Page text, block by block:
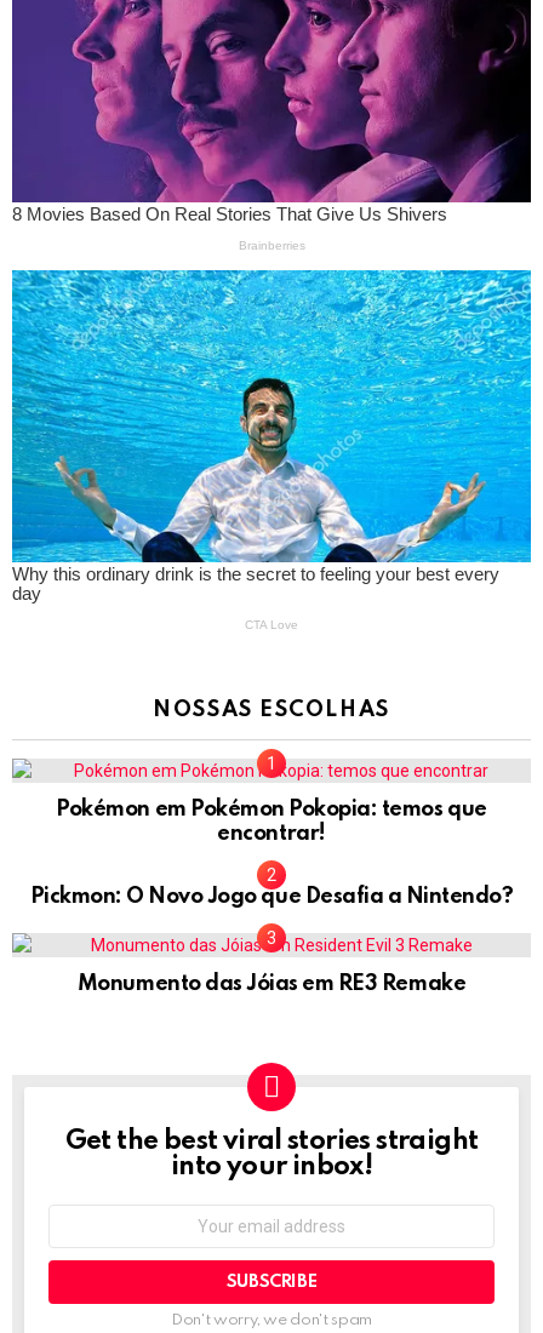
NOSSAS ESCOLHAS
Pokémon em Pokémon Pokopia: temos que
encontrar!
Pickmon: O Novo Jogo que Desafia a Nintendo?
Monumento das Jóias em RE3 Remake
NEWSLETTER
Get the best viral stories straight
into your inbox!
Don't worry, we don't spam